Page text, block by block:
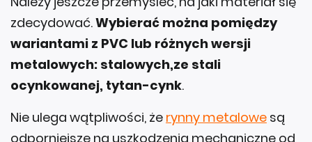
zdecydować.Wybierać można pomiędzy
wariantami z PVC lub różnych wersji
metalowych: stalowych,ze stali
ocynkowanej, tytan-cynk.
Nie ulega wątpliwości, że rynny metalowe są
odporniejsze na uszkodzenia mechaniczne od